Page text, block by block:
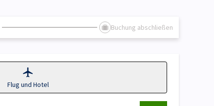
Buchung abschließen
Flug und Hotel